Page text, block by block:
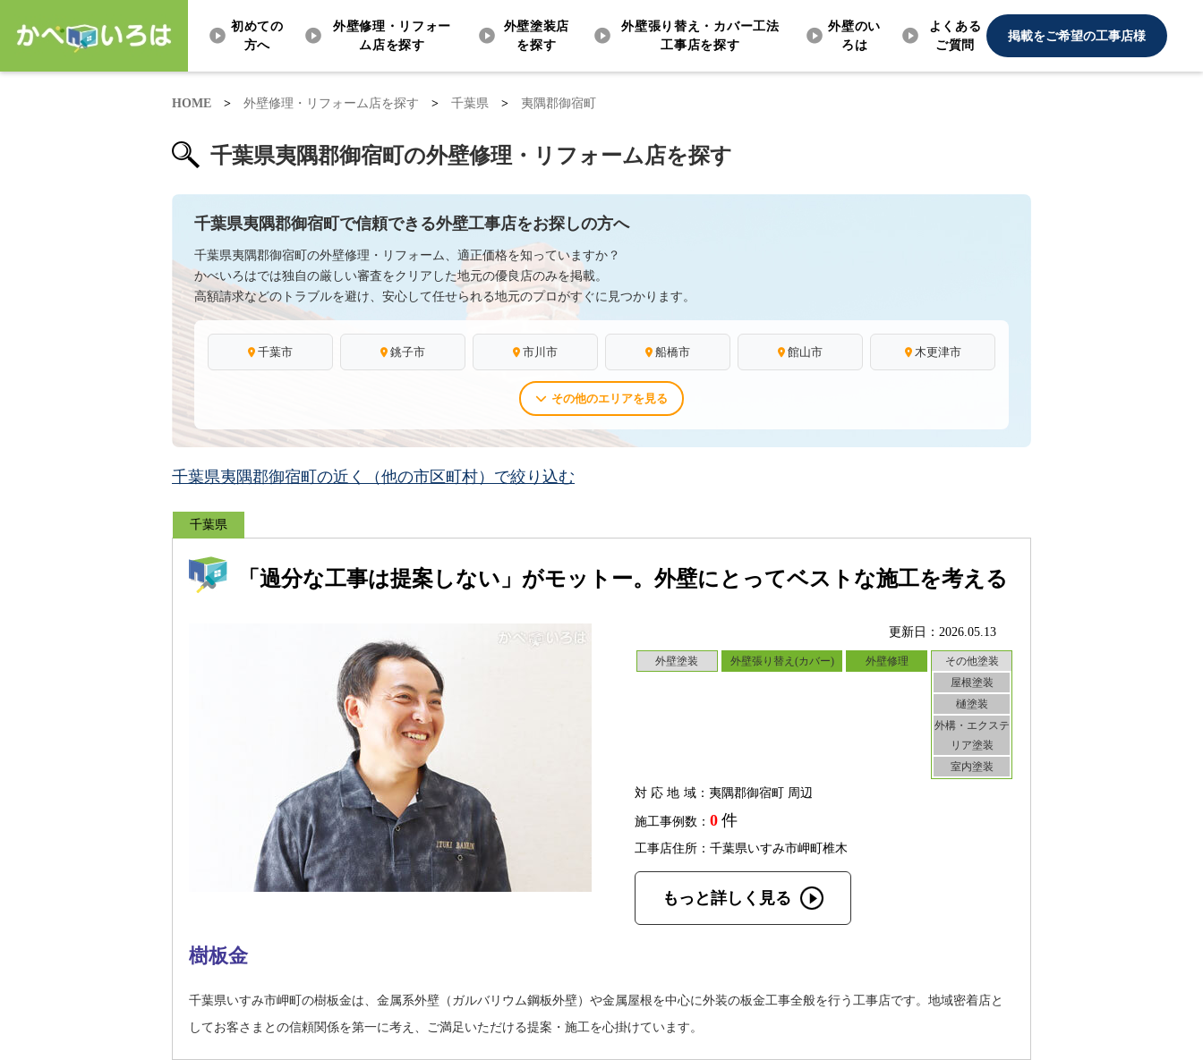
初めての
方へ
外壁修理・リフォー
ム店を探す
外壁塗装店
を探す
外壁張り替え・カバー工法
工事店を探す
外壁のい
ろは
よくある
ご質問
掲載をご希望の工事店様
HOME > 外壁修理・リフォーム店を探す > 千葉県 > 夷隅郡御宿町
千葉県夷隅郡御宿町の外壁修理・リフォーム店を探す
千葉県夷隅郡御宿町で信頼できる外壁工事店をお探しの方へ
千葉県夷隅郡御宿町の外壁修理・リフォーム、適正価格を知っていますか？
かべいろはでは独自の厳しい審査をクリアした地元の優良店のみを掲載。
高額請求などのトラブルを避け、安心して任せられる地元のプロがすぐに見つかります。
千葉市 銚子市 市川市 船橋市 館山市 木更津市
その他のエリアを見る
千葉県夷隅郡御宿町の近く（他の市区町村）で絞り込む
千葉県
「過分な工事は提案しない」がモットー。外壁にとってベストな施工を考える
更新日：2026.05.13
外壁塗装 外壁張り替え(カバー) 外壁修理
その他塗装
屋根塗装
樋塗装
外構・エクステ
リア塗装
室内塗装
対応地域：夷隅郡御宿町 周辺
施工事例数： 0 件
工事店住所：千葉県いすみ市岬町椎木
もっと詳しく見る
樹板金
千葉県いすみ市岬町の樹板金は、金属系外壁（ガルバリウム鋼板外壁）や金属屋根を中心に外装の板金工事全般を行う工事店です。地域密着店と
してお客さまとの信頼関係を第一に考え、ご満足いただける提案・施工を心掛けています。